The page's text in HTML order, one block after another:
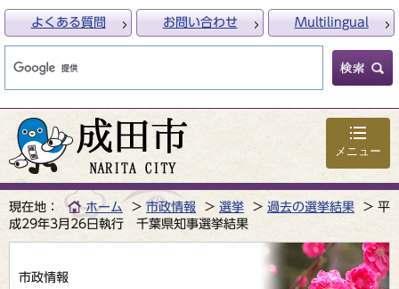
メニュー
よくある質問 お問い合わせ Multilingual
現在地： ホーム 市政情報 選挙 過去の選挙結果
平
成29年3月26日執行 千葉県知事選挙結果
市政情報